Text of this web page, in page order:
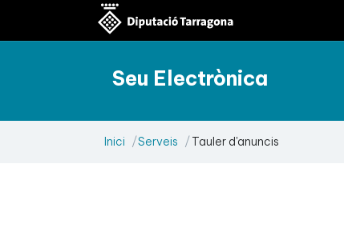
Seu Electrònica
Inici Serveis Tauler d'anuncis